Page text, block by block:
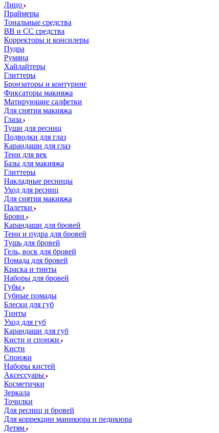
Лицо
Праймеры
Тональные средства
ВВ и СС средства
Корректоры и консилеры
Пудра
Румяна
Хайлайтеры
Глиттеры
Бронзаторы и контуринг
Фиксаторы макияжа
Матирующие салфетки
Для снятия макияжа
Глаза
Туши для ресниц
Подводки для глаз
Карандаши для глаз
Тени для век
Базы для макияжа
Глиттеры
Накладные ресницы
Уход для ресниц
Для снятия макияжа
Палетки
Брови
Карандаши для бровей
Тени и пудра для бровей
Тушь для бровей
Гель, воск для бровей
Помада для бровей
Краска и тинты
Наборы для бровей
Губы
Губные помады
Блески для губ
Тинты
Уход для губ
Карандаши для губ
Кисти и спонжи
Кисти
Спонжи
Наборы кистей
Аксессуары
Косметички
Зеркала
Точилки
Для ресниц и бровей
Для коррекции маникюра и педикюра
Детям